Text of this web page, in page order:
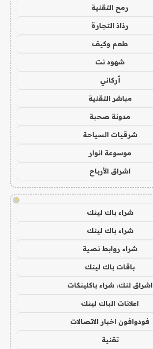
رمح التقنية
رذاذ التجارة
طعم وكيف
شهود نت
أركاني
مباشر التقنية
مدونة صحبة
شرقيات السياحة
موسوعة انوار
اشراق الأرباح
!
شراء باك لينك
شراء باك لينك
شراء روابط نصية
باقات باك لينك
اشراق لنك، شراء باكلينكات
اعلانات الباك لينك
فودوافون اخبار الاتصالات
تقنية